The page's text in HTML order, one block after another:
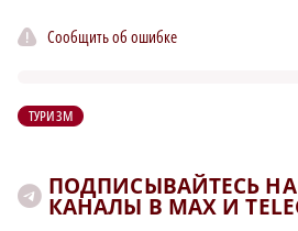
Сообщить об ошибке
ТУРИЗМ
ПОДПИСЫВАЙТЕСЬ
КАНАЛЫ В MAX И